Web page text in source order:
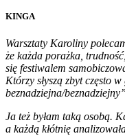
KINGA
Warsztaty Karoliny
że każda porażka,
się festiwalem
Którzy słyszą zbyt często w
beznadziejna/
Ja też byłam taką osobą.
a każdą kłótnię